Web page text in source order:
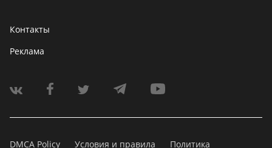
Контакты
Реклама
DMCA Policy Условия и правила Политика